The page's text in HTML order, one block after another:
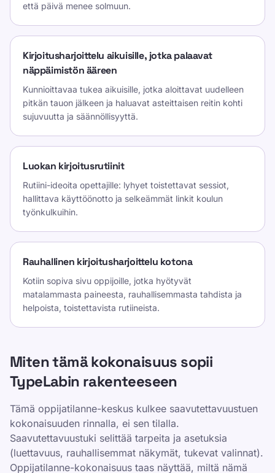
että päivä menee solmuun.
Kirjoitusharjoittelu aikuisille, jotka palaavat
näppäimistön ääreen
Kunnioittavaa tukea aikuisille, jotka aloittavat uudelleen
pitkän tauon jälkeen ja haluavat asteittaisen reitin kohti
sujuvuutta ja säännöllisyyttä.
Luokan kirjoitusrutiinit
Rutiini-ideoita opettajille: lyhyet toistettavat sessiot,
hallittava käyttöönotto ja selkeämmät linkit koulun
työnkulkuihin.
Rauhallinen kirjoitusharjoittelu kotona
Kotiin sopiva sivu oppijoille, jotka hyötyvät
matalammasta paineesta, rauhallisemmasta tahdista ja
helpoista, toistettavista rutiineista.
Miten tämä kokonaisuus sopii
TypeLabin rakenteeseen
Tämä oppijatilanne-keskus kulkee saavutettavuustuen
kokonaisuuden rinnalla, ei sen tilalla.
Saavutettavuustuki selittää tarpeita ja asetuksia
(luettavuus, rauhallisemmat näkymät, tukevat valinnat).
Oppijatilanne-kokonaisuus taas näyttää, miltä nämä